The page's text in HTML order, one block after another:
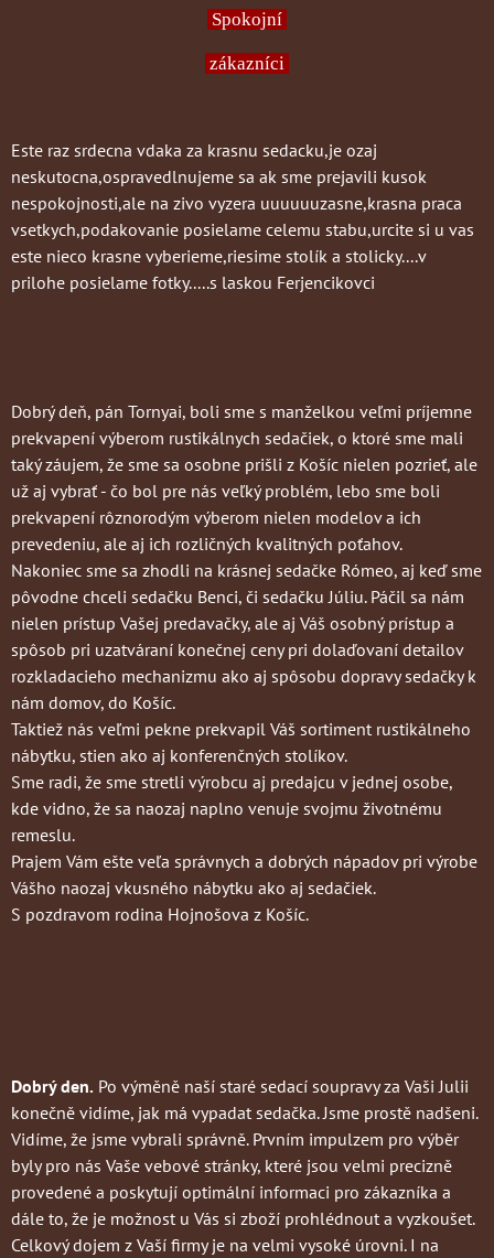
Spokojní
zákazníci
Este raz srdecna vdaka za krasnu sedacku,je ozaj
neskutocna,ospravedlnujeme sa ak sme prejavili kusok
nespokojnosti,ale na zivo vyzera uuuuuuzasne,krasna praca
vsetkych,podakovanie posielame celemu stabu,urcite si u vas
este nieco krasne vyberieme,riesime stolík a stolicky....v
prilohe posielame fotky.....s laskou Ferjencikovci
Dobrý deň, pán Tornyai, boli sme s manželkou veľmi príjemne
prekvapení výberom rustikálnych sedačiek, o ktoré sme mali
taký záujem, že sme sa osobne prišli z Košíc nielen pozrieť, ale
už aj vybrať - čo bol pre nás veľký problém, lebo sme boli
prekvapení rôznorodým výberom nielen modelov a ich
prevedeniu, ale aj ich rozličných kvalitných poťahov.
Nakoniec sme sa zhodli na krásnej sedačke Rómeo, aj keď sme
pôvodne chceli sedačku Benci, či sedačku Júliu. Páčil sa nám
nielen prístup Vašej predavačky, ale aj Váš osobný prístup a
spôsob pri uzatváraní konečnej ceny pri dolaďovaní detailov
rozkladacieho mechanizmu ako aj spôsobu dopravy sedačky k
nám domov, do Košíc.
Taktiež nás veľmi pekne prekvapil Váš sortiment rustikálneho
nábytku, stien ako aj konferenčných stolíkov.
Sme radi, že sme stretli výrobcu aj predajcu v jednej osobe,
kde vidno, že sa naozaj naplno venuje svojmu životnému
remeslu.
Prajem Vám ešte veľa správnych a dobrých nápadov pri výrobe
Vášho naozaj vkusného nábytku ako aj sedačiek.
S pozdravom rodina Hojnošova z Košíc.
Dobrý den. Po výměně naší staré sedací soupravy za Vaši Julii
konečně vidíme, jak má vypadat sedačka. Jsme prostě nadšeni.
Vidíme, že jsme vybrali správně. Prvním impulzem pro výběr
byly pro nás Vaše vebové stránky, které jsou velmi precizně
provedené a poskytují optimální informaci pro zákazníka a
dále to, že je možnost u Vás si zboží prohlédnout a vyzkoušet.
Celkový dojem z Vaší firmy je na velmi vysoké úrovni. I na